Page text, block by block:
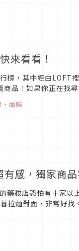
來看看！
榜，其中經由LOFT
品！如果你正在找
、 面膜
感，獨家商
藥妝店恐怕有十家以
拉麵對面，非常好找